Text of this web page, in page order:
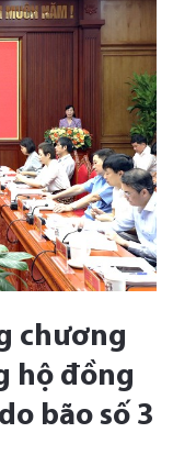
chương
hộ đồng
bão số 3